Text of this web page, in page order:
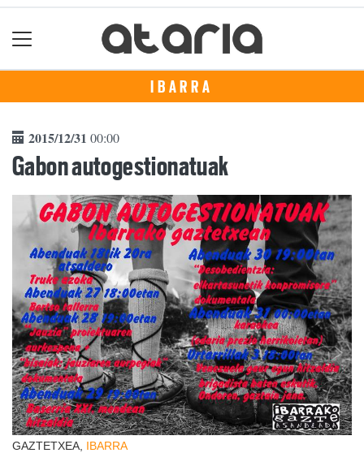
IBARRA
2015/12/31 00:00
Gabon autogestionatuak
GAZTETXEA, IBARRA